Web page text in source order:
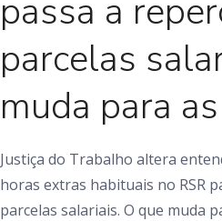
passa a
parcelas
muda para
Justiça do Trabalho altera
horas extras habituais no RSR
parcelas salariais. O que muda